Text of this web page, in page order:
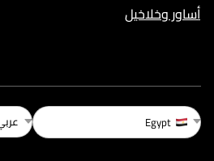
أساور وخلاخيل
Egypt